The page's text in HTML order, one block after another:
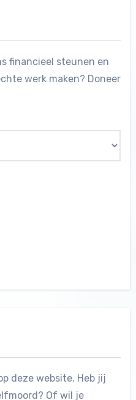
financieel steunen en
werk maken? Doneer
deze website. Heb jij
Of wil je